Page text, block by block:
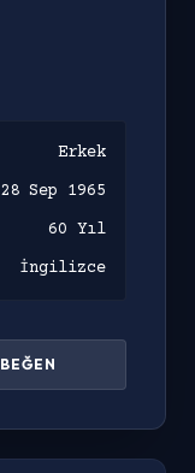
Erkek
28 Sep 1965
60 Yıl
İngilizce
BEĞEN